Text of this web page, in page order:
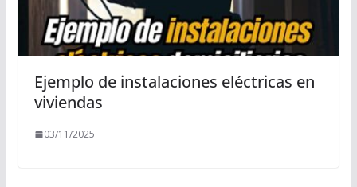
Ejemplo de instalaciones eléctricas en
viviendas
03/11/2025